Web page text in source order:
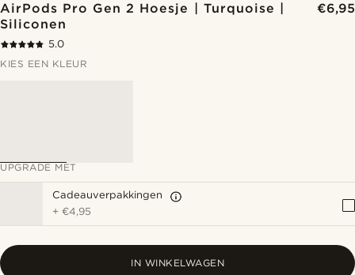
AirPods Pro Gen 2 Hoesje | Turquoise |
Siliconen
€6,95
5.0
KIES EEN KLEUR
UPGRADE MET
Cadeauverpakkingen
+€4,95
IN WINKELWAGEN